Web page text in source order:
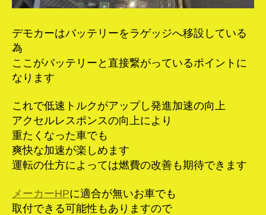
デモカーはバッテリーをラゲッジへ移設している
為
ここがバッテリーと直接繋がっているポイントに
なります
これで低速トルクがアップし発進加速の向上
アクセルレスポンスの向上により
重たくなった車でも
爽快な加速が楽しめます
運転の仕方によっては燃費の改善も期待できます
メーカーHPに適合が無いお車でも
取付できる可能性もありますので